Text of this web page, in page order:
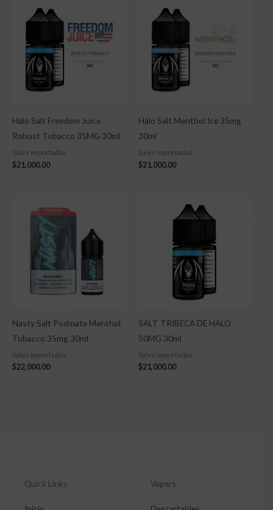
Halo Salt Freedom Juice
Robust Tobacco 35MG 30ml
Sales Importadas
$21,000.00
Halo Salt Menthol Ice 35mg
30ml
Sales Importadas
$21,000.00
Nasty Salt Podmate Menthol
Tobacco 35mg 30ml
Sales Importadas
$22,000.00
SALT TRIBECA DE HALO
50MG 30ml
Sales Importadas
$21,000.00
Quick Links Vapers